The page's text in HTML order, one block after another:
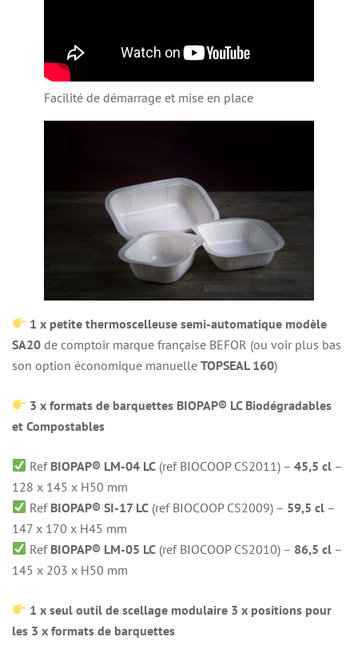
Facilité de démarrage et mise en place
1 x petite thermoscelleuse semi-automatique modèle
SA20 de comptoir marque française BEFOR (ou voir plus bas
son option économique manuelle TOPSEAL 160)
3 x formats de barquettes BIOPAP® LC Biodégradables
et Compostables
Ref BIOPAP® LM-04 LC (ref BIOCOOP CS2011) –45,5 cl –
128 x 145 x H50 mm
Ref BIOPAP® SI-17 LC (ref BIOCOOP CS2009) – 59,5 cl –
147 x 170 x H45 mm
Ref BIOPAP® LM-05 LC (ref BIOCOOP CS2010) – 86,5 cl –
145 x 203 x H50 mm
1 x seul outil de scellage modulaire 3 x positions pour
les 3 x formats de barquettes